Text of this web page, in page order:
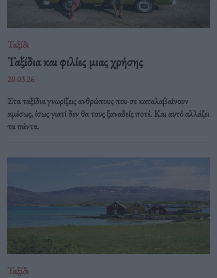
Ταξίδι
Ταξίδια και φιλίες μιας χρήσης
20.03.26
Στα ταξίδια γνωρίζεις ανθρώπους που σε καταλαβαίνουν
αμέσως, ίσως γιατί δεν θα τους ξαναδείς ποτέ. Και αυτό αλλάζει
τα πάντα.
Ταξίδι